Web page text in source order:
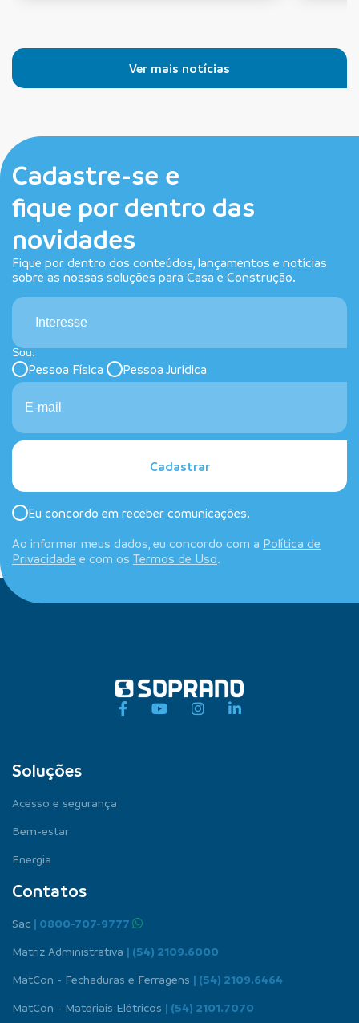
Ver mais notícias
Cadastre-se e
fique por dentro das
novidades
Fique por dentro dos conteúdos, lançamentos e notícias
sobre as nossas soluções para Casa e Construção.
Interesse
Sou:
Pessoa Física Pessoa Jurídica
Cadastrar
Eu concordo em receber comunicações.
Ao informar meus dados, eu concordo com a Política de
Privacidade e com os Termos de Uso.
Soluções
Acesso e segurança
Bem-estar
Energia
Contatos
Sac | 0800-707-9777
Matriz Administrativa | (54) 2109.6000
MatCon - Fechaduras e Ferragens | (54) 2109.6464
MatCon - Materiais Elétricos | (54) 2101.7070